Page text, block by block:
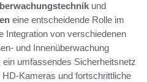
und
eine entscheidende Rolle im
Integration von verschiedenen
und Innenüberwachung
umfassendes Sicherheitsnetz
Kameras und fortschrittliche